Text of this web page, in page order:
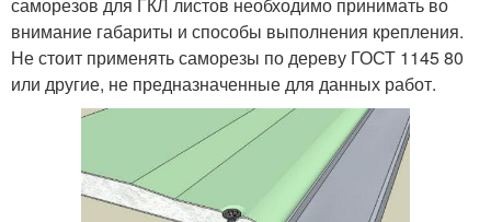
внимание габариты и способы выполнения крепления.
Не стоит применять саморезы по дереву ГОСТ 1145 80
или другие, не предназначенные для данных работ.